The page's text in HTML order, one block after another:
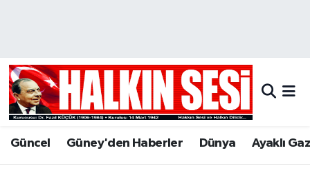
Güncel Güney'den Haberler Dünya Ayaklı
Hava Durumu
Trafik Durumu